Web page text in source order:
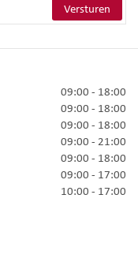
09:00 - 18:00
09:00 - 18:00
09:00 - 18:00
09:00 - 21:00
09:00 - 18:00
09:00 - 17:00
10:00 - 17:00